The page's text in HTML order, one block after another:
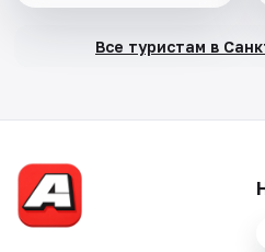
Все туристам в